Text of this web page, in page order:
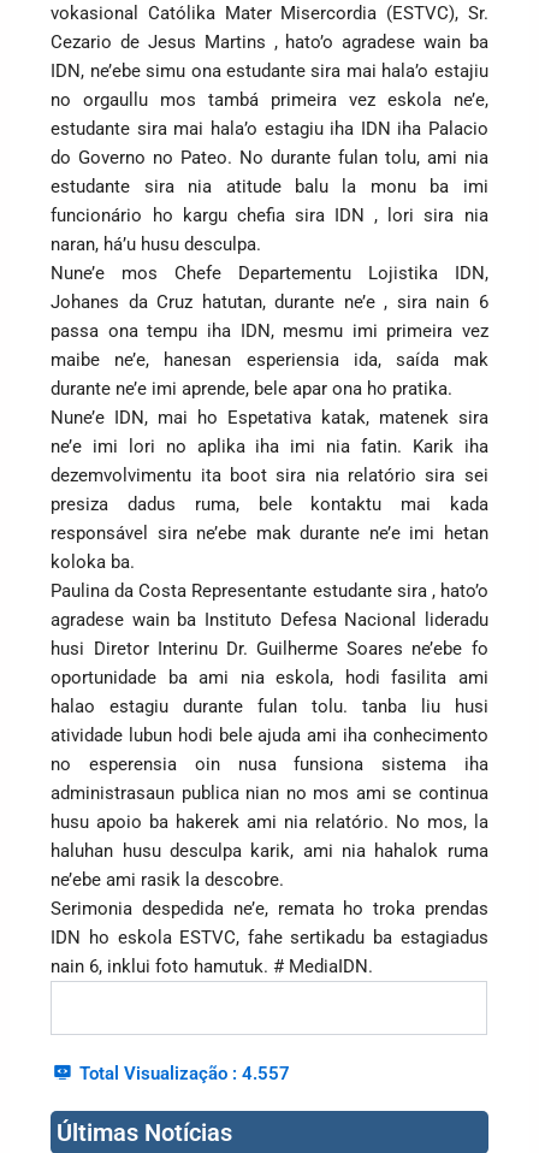
vokasional Católika Mater Misercordia (ESTVC), Sr.
Cezario de Jesus Martins , hato’o agradese wain ba
IDN, ne’ebe simu ona estudante sira mai hala’o estajiu
no orgaullu mos tambá primeira vez eskola ne’e,
estudante sira mai hala’o estagiu iha IDN iha Palacio
do Governo no Pateo. No durante fulan tolu, ami nia
estudante sira nia atitude balu la monu ba imi
funcionário ho kargu chefia sira IDN , lori sira nia
naran, há’u husu desculpa.
Nune’e mos Chefe Departementu Lojistika IDN,
Johanes da Cruz hatutan, durante ne’e , sira nain 6
passa ona tempu iha IDN, mesmu imi primeira vez
maibe ne’e, hanesan esperiensia ida, saída mak
durante ne’e imi aprende, bele apar ona ho pratika.
Nune’e IDN, mai ho Espetativa katak, matenek sira
ne’e imi lori no aplika iha imi nia fatin. Karik iha
dezemvolvimentu ita boot sira nia relatório sira sei
presiza dadus ruma, bele kontaktu mai kada
responsável sira ne’ebe mak durante ne’e imi hetan
koloka ba.
Paulina da Costa Representante estudante sira , hato’o
agradese wain ba Instituto Defesa Nacional lideradu
husi Diretor Interinu Dr. Guilherme Soares ne’ebe fo
oportunidade ba ami nia eskola, hodi fasilita ami
halao estagiu durante fulan tolu. tanba liu husi
atividade lubun hodi bele ajuda ami iha conhecimento
no esperensia oin nusa funsiona sistema iha
administrasaun publica nian no mos ami se continua
husu apoio ba hakerek ami nia relatório. No mos, la
haluhan husu desculpa karik, ami nia hahalok ruma
ne’ebe ami rasik la descobre.
Serimonia despedida ne’e, remata ho troka prendas
IDN ho eskola ESTVC, fahe sertikadu ba estagiadus
nain 6, inklui foto hamutuk. # MediaIDN.
Total Visualização : 4.557
Últimas Notícias